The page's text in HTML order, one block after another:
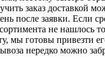
заказ доставкой
после заявки. Если
не нашлось
мы готовы привезти
нередко можно